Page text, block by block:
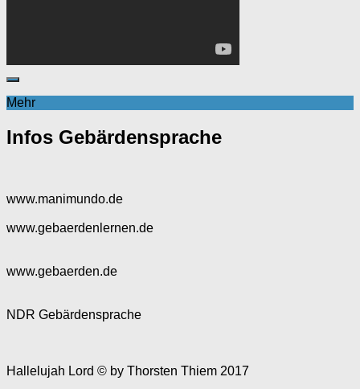
Mehr
Infos Gebärdensprache
www.manimundo.de
www.gebaerdenlernen.de
www.gebaerden.de
NDR Gebärdensprache
Hallelujah Lord © by Thorsten Thiem 2017